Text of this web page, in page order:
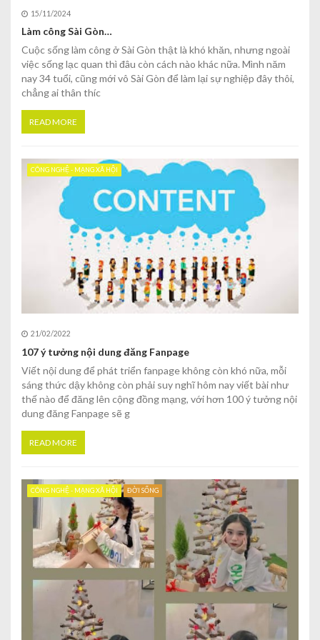
15/11/2024
Làm công Sài Gòn…
Cuộc sống làm công ở Sài Gòn thật là khó khăn, nhưng ngoài
việc sống lạc quan thì đâu còn cách nào khác nữa. Mình năm
nay 34 tuổi, cũng mới vô Sài Gòn để làm lại sự nghiệp đây thôi,
chẳng ai thân thíc
READ MORE
CÔNG NGHỆ - MẠNG XÃ HỘI
21/02/2022
107 ý tưởng nội dung đăng Fanpage
Viết nội dung để phát triển fanpage không còn khó nữa, mỗi
sáng thức dậy không còn phải suy nghĩ hôm nay viết bài như
thế nào để đăng lên cộng đồng mạng, với hơn 100 ý tưởng nội
dung đăng Fanpage sẽ g
READ MORE
CÔNG NGHỆ - MẠNG XÃ HỘI ĐỜI SỐNG